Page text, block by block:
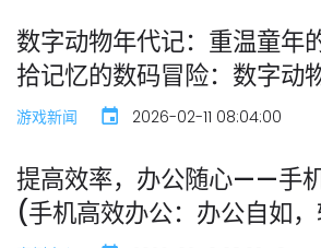
数字动物年代记：重温童年
拾记忆的数码冒险：数字动
游戏新闻 2026-02-11 08:04:00
提高效率，办公随心——手机
(手机高效办公：办公自如